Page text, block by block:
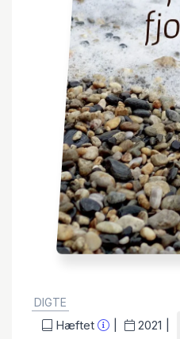
DIGTE
Hæftet 2021